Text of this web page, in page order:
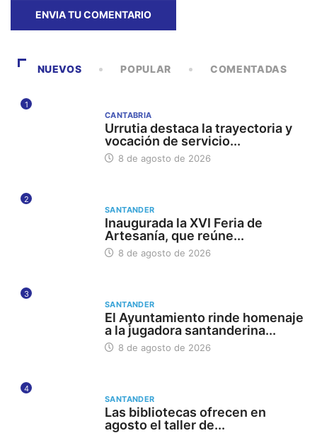
NUEVOS POPULAR COMENTADAS
1
CANTABRIA
Urrutia destaca la trayectoria y
vocación de servicio...
8 de agosto de 2026
2
SANTANDER
Inaugurada la XVI Feria de
Artesanía, que reúne...
8 de agosto de 2026
3
SANTANDER
El Ayuntamiento rinde homenaje
a la jugadora santanderina...
8 de agosto de 2026
4
SANTANDER
Las bibliotecas ofrecen en
agosto el taller de...